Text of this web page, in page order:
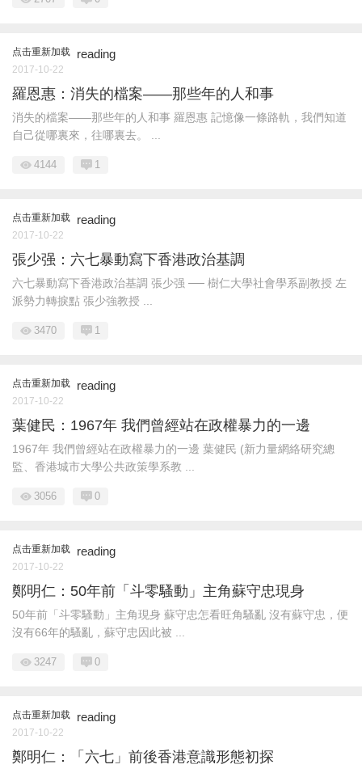
点击重新加载 reading
2017-10-22
羅恩惠：消失的檔案——那些年的人和事
消失的檔案——那些年的人和事 羅恩惠 記憶像一條路軌，我們知道
自己從哪裏來，往哪裏去。 ...
4144 1
点击重新加载 reading
2017-10-22
張少强：六七暴動寫下香港政治基調
六七暴動寫下香港政治基調 張少强 ── 樹仁大學社會學系副教授 左
派勢力轉捩點 張少強教授 ...
3470 1
点击重新加载 reading
2017-10-22
葉健民：1967年 我們曾經站在政權暴力的一邊
1967年 我們曾經站在政權暴力的一邊 葉健民 (新力量網絡研究總
監、香港城市大學公共政策學系教 ...
3056 0
点击重新加载 reading
2017-10-22
鄭明仁：50年前「斗零騷動」主角蘇守忠現身
50年前「斗零騷動」主角現身 蘇守忠怎看旺角騷亂 沒有蘇守忠，便
沒有66年的騷亂，蘇守忠因此被 ...
3247 0
点击重新加载 reading
2017-10-22
鄭明仁：「六七」前後香港意識形態初探